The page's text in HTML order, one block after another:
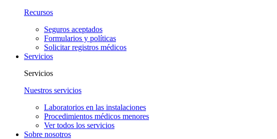
Recursos
Seguros aceptados
Formularios y políticas
Solicitar registros médicos
Servicios
Servicios
Nuestros servicios
Laboratorios en las instalaciones
Procedimientos médicos menores
Ver todos los servicios
Sobre nosotros